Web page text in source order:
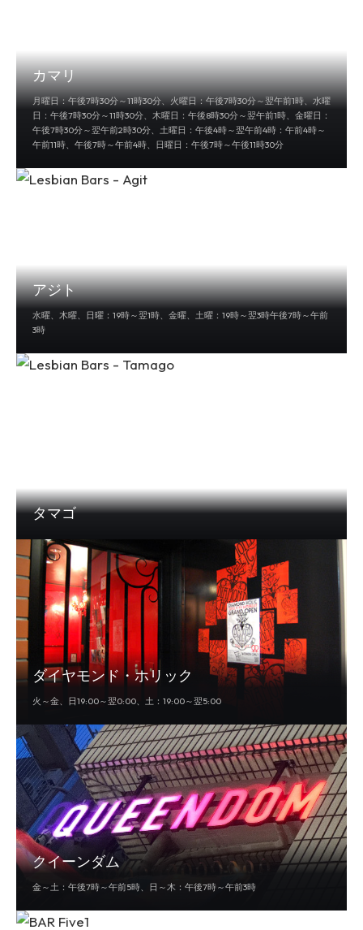
カマリ
月曜日：午後7時30分～11時30分、火曜日：午後7時30分～翌午前1時、水曜
日：午後7時30分～11時30分、木曜日：午後8時30分～翌午前1時、金曜日：
午後7時30分～翌午前2時30分、土曜日：午後4時～翌午前4時：午前4時～
午前11時、午後7時～午前4時、日曜日：午後7時～午後11時30分
アジト
水曜、木曜、日曜：19時～翌1時、金曜、土曜：19時～翌3時午後7時～午前
3時
タマゴ
ダイヤモンド・ホリック
火～金、日19:00～翌0:00、土：19:00～翌5:00
クイーンダム
金～土：午後7時～午前5時、日～木：午後7時～午前3時